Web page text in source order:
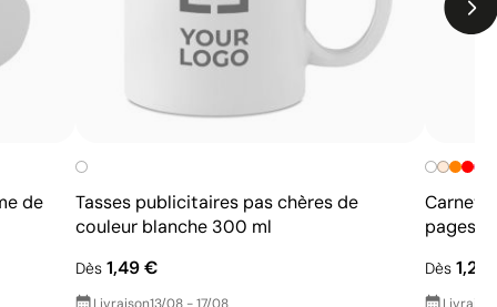
de
Tasses publicitaires pas chères de
couleur blanche 300 ml
Dès 1,49 €
Carnet
pages
Dès 1,26